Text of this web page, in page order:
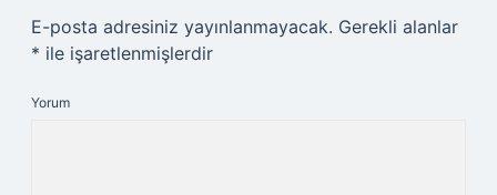
E-posta adresiniz yayınlanmayacak. Gerekli alanlar
* ile işaretlenmişlerdir
Yorum